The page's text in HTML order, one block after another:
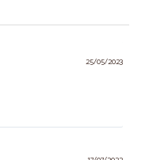
25/05/2023